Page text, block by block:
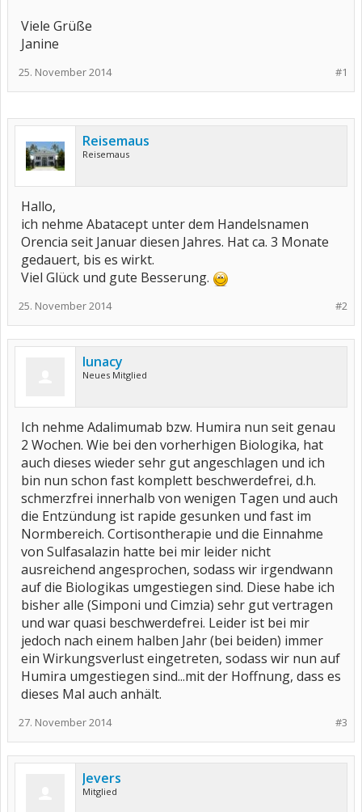
Viele Grüße
Janine
#1
25. November 2014
Reisemaus
Reisemaus
Hallo,
ich nehme Abatacept unter dem Handelsnamen
Orencia seit Januar diesen Jahres. Hat ca. 3 Monate
gedauert, bis es wirkt.
Viel Glück und gute Besserung.
#2
25. November 2014
lunacy
Neues Mitglied
Ich nehme Adalimumab bzw. Humira nun seit genau
2 Wochen. Wie bei den vorherhigen Biologika, hat
auch dieses wieder sehr gut angeschlagen und ich
bin nun schon fast komplett beschwerdefrei, d.h.
schmerzfrei innerhalb von wenigen Tagen und auch
die Entzündung ist rapide gesunken und fast im
Normbereich. Cortisontherapie und die Einnahme
von Sulfasalazin hatte bei mir leider nicht
ausreichend angesprochen, sodass wir irgendwann
auf die Biologikas umgestiegen sind. Diese habe ich
bisher alle (Simponi und Cimzia) sehr gut vertragen
und war quasi beschwerdefrei. Leider ist bei mir
jedoch nach einem halben Jahr (bei beiden) immer
ein Wirkungsverlust eingetreten, sodass wir nun auf
Humira umgestiegen sind...mit der Hoffnung, dass es
dieses Mal auch anhält.
#3
27. November 2014
Jevers
Mitglied